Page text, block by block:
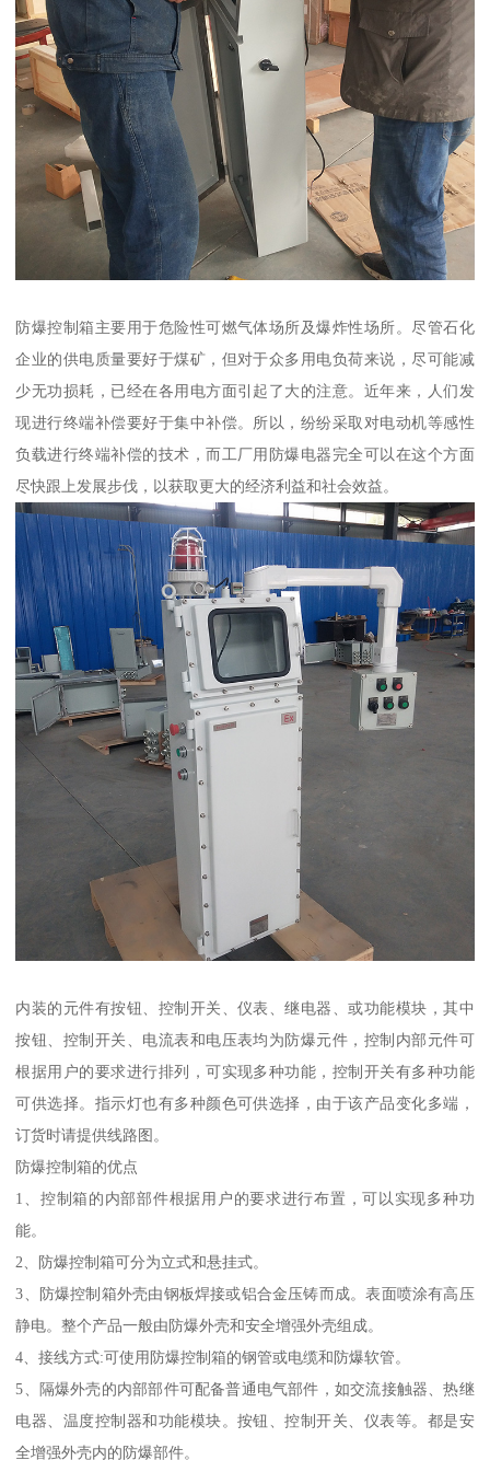
防爆控制箱主要用于危险性可燃气体场所及爆炸性场所。尽管石化
企业的供电质量要好于煤矿，但对于众多用电负荷来说，尽可能减
少无功损耗，已经在各用电方面引起了大的注意。近年来，人们发
现进行终端补偿要好于集中补偿。所以，纷纷采取对电动机等感性
负载进行终端补偿的技术，而工厂用防爆电器完全可以在这个方面
尽快跟上发展步伐，以获取更大的经济利益和社会效益。
内装的元件有按钮、控制开关、仪表、继电器、或功能模块，其中
按钮、控制开关、电流表和电压表均为防爆元件，控制内部元件可
根据用户的要求进行排列，可实现多种功能，控制开关有多种功能
可供选择。指示灯也有多种颜色可供选择，由于该产品变化多端，
订货时请提供线路图。
防爆控制箱的优点
1、控制箱的内部部件根据用户的要求进行布置，可以实现多种功
能。
2、防爆控制箱可分为立式和悬挂式。
3、防爆控制箱外壳由钢板焊接或铝合金压铸而成。表面喷涂有高压
静电。整个产品一般由防爆外壳和安全增强外壳组成。
4、接线方式:可使用防爆控制箱的钢管或电缆和防爆软管。
5、隔爆外壳的内部部件可配备普通电气部件，如交流接触器、热继
电器、温度控制器和功能模块。按钮、控制开关、仪表等。都是安
全增强外壳内的防爆部件。